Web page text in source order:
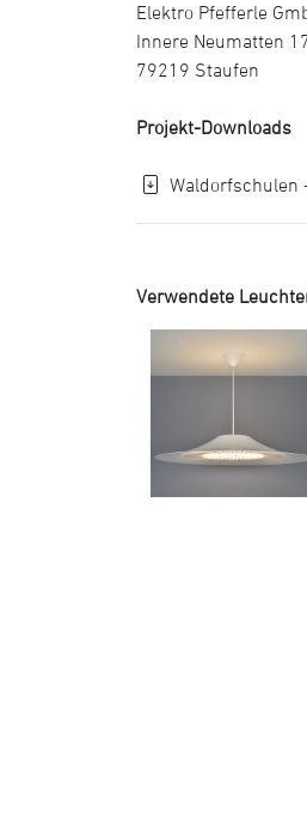
Elektro Pfefferle
Innere Neumatten
79219 Staufen
Projekt-Downloads
Waldorfschulen
Verwendete